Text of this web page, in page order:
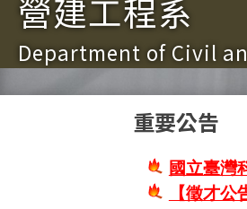
營建工程系
Department of Civil
重要公告
國立臺灣
【徵才